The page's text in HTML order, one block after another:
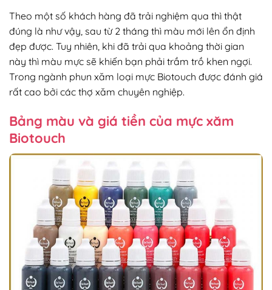
Theo một số khách hàng đã trải nghiệm qua thì thật
đúng là như vậy, sau từ 2 tháng thì màu mới lên ổn định
đẹp được. Tuy nhiên, khi đã trải qua khoảng thời gian
này thì màu mực sẽ khiến bạn phải trầm trồ khen ngợi.
Trong ngành phun xăm loại mực Biotouch được đánh giá
rất cao bởi các thợ xăm chuyên nghiệp.
Bảng màu và giá tiền của mực xăm
Biotouch